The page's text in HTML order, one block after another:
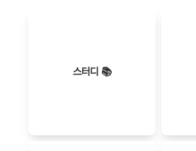
스터디 📚